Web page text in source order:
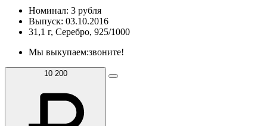
Номинал: 3 рубля
Выпуск: 03.10.2016
31,1 г, Серебро, 925/1000
Мы выкупаем:звоните!
10 200